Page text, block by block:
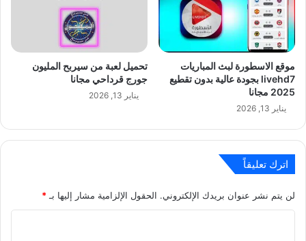
موقع الاسطورة لبث المباريات
livehd7 بجودة عالية بدون تقطيع
2025 مجانا
يناير 13, 2026
تحميل لعبة من سيربح المليون
جورج قرداحي مجانا
يناير 13, 2026
اترك تعليقاً
لن يتم نشر عنوان بريدك الإلكتروني. الحقول الإلزامية مشار إليها بـ *